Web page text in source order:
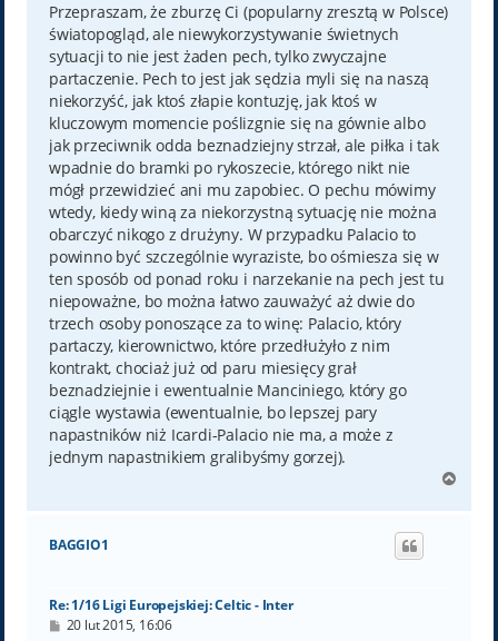
Przepraszam, że zburzę Ci (popularny zresztą w Polsce)
światopogląd, ale niewykorzystywanie świetnych
sytuacji to nie jest żaden pech, tylko zwyczajne
partaczenie. Pech to jest jak sędzia myli się na naszą
niekorzyść, jak ktoś złapie kontuzję, jak ktoś w
kluczowym momencie poślizgnie się na gównie albo
jak przeciwnik odda beznadziejny strzał, ale piłka i tak
wpadnie do bramki po rykoszecie, którego nikt nie
mógł przewidzieć ani mu zapobiec. O pechu mówimy
wtedy, kiedy winą za niekorzystną sytuację nie można
obarczyć nikogo z drużyny. W przypadku Palacio to
powinno być szczególnie wyraziste, bo ośmiesza się w
ten sposób od ponad roku i narzekanie na pech jest tu
niepoważne, bo można łatwo zauważyć aż dwie do
trzech osoby ponoszące za to winę: Palacio, który
partaczy, kierownictwo, które przedłużyło z nim
kontrakt, chociaż już od paru miesięcy grał
beznadziejnie i ewentualnie Manciniego, który go
ciągle wystawia (ewentualnie, bo lepszej pary
napastników niż Icardi-Palacio nie ma, a może z
jednym napastnikiem gralibyśmy gorzej).
g
BAGGIO1
Re: 1/16 Ligi Europejskiej: Celtic - Inter
P20 lut 2015, 16:06